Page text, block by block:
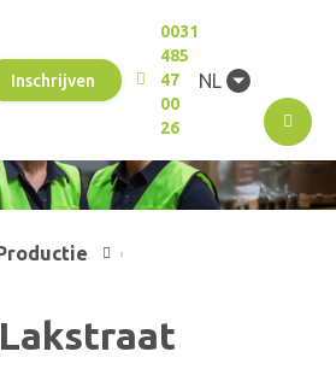
Inschrijven
0031
485
47
00
26
NL